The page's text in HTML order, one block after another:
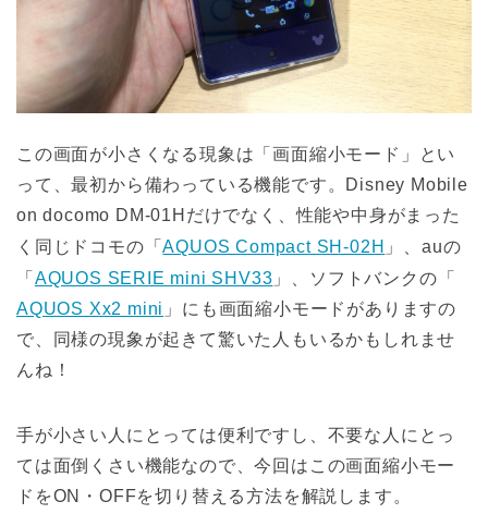
この画面が小さくなる現象は「画面縮小モード」とい
って、最初から備わっている機能です。Disney Mobile
on docomo DM-01Hだけでなく、性能や中身がまった
く同じドコモの「AQUOS Compact SH-02H 」、auの
「 AQUOS SERIE mini SHV33 」、ソフトバンクの「
AQUOS Xx2 mini 」にも画面縮小モードがありますの
で、同様の現象が起きて驚いた人もいるかもしれませ
んね！
手が小さい人にとっては便利ですし、不要な人にとっ
ては面倒くさい機能なので、今回はこの画面縮小モー
ドをON・OFFを切り替える方法を解説します。